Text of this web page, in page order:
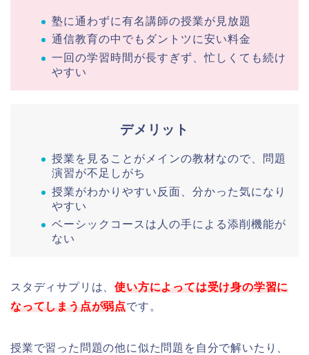
塾に通わずに有名講師の授業が見放題
通信教育の中でもダントツに安い料金
一回の学習時間が長すぎず、忙しくても続け
やすい
デメリット
授業を見ることがメインの教材なので、問題
演習が不足しがち
授業がわかりやすい反面、分かった気になり
やすい
ベーシックコースは人の手による添削機能が
ない
スタディサプリは、使い方によっては受け身の学習に
なってしまう点が弱点です。
授業で習った問題の他に似た問題を自分で解いたり、